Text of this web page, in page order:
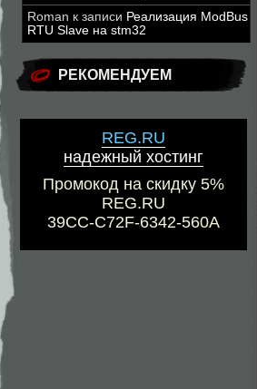
Roman к записи Реализация ModBus
RTU Slave на stm32
РЕКОМЕНДУЕМ
REG.RU
надежный хостинг
Промокод на скидку 5%
REG.RU
39CC-C72F-6342-560A